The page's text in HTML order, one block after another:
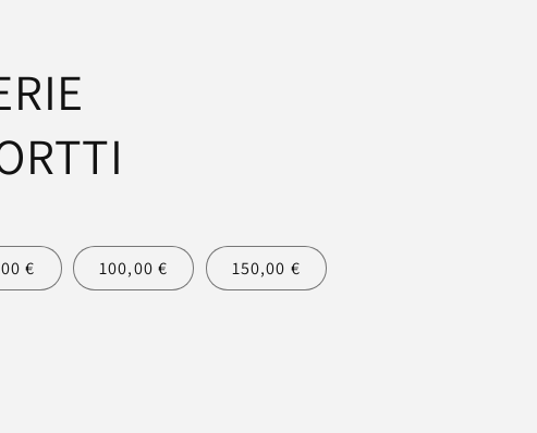
€ 100,00 € 150,00 €